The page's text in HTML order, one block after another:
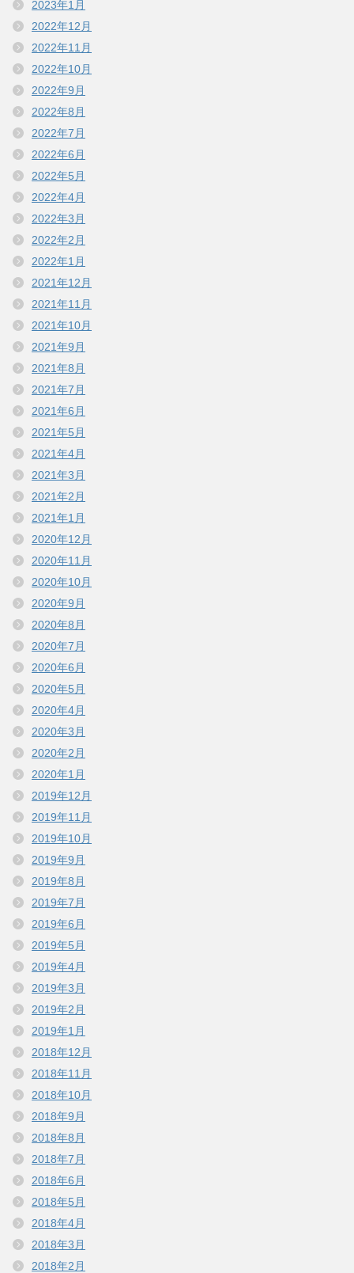
2023年1月
2022年12月
2022年11月
2022年10月
2022年9月
2022年8月
2022年7月
2022年6月
2022年5月
2022年4月
2022年3月
2022年2月
2022年1月
2021年12月
2021年11月
2021年10月
2021年9月
2021年8月
2021年7月
2021年6月
2021年5月
2021年4月
2021年3月
2021年2月
2021年1月
2020年12月
2020年11月
2020年10月
2020年9月
2020年8月
2020年7月
2020年6月
2020年5月
2020年4月
2020年3月
2020年2月
2020年1月
2019年12月
2019年11月
2019年10月
2019年9月
2019年8月
2019年7月
2019年6月
2019年5月
2019年4月
2019年3月
2019年2月
2019年1月
2018年12月
2018年11月
2018年10月
2018年9月
2018年8月
2018年7月
2018年6月
2018年5月
2018年4月
2018年3月
2018年2月